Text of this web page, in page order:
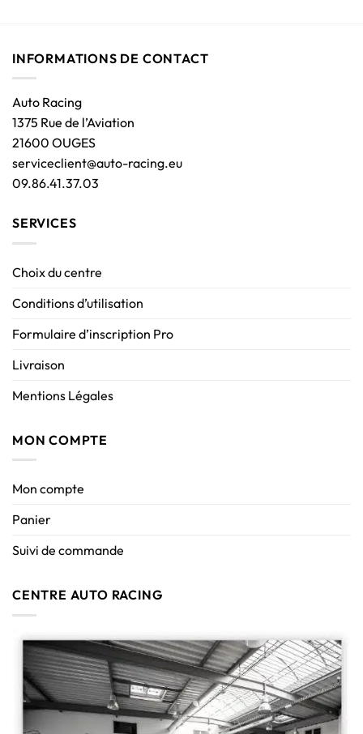
INFORMATIONS DE CONTACT
Auto Racing
1375 Rue de l’Aviation
21600 OUGES
serviceclient@auto-racing.eu
09.86.41.37.03
SERVICES
Choix du centre
Conditions d’utilisation
Formulaire d’inscription Pro
Livraison
Mentions Légales
MON COMPTE
Mon compte
Panier
Suivi de commande
CENTRE AUTO RACING